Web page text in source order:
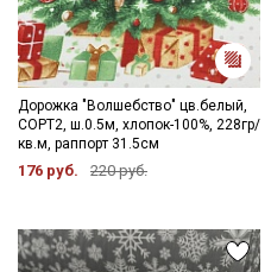
Дорожка "Волшебство" цв.белый,
СОРТ2, ш.0.5м, хлопок-100%, 228гр/
кв.м, раппорт 31.5см
176 руб. 220 руб.